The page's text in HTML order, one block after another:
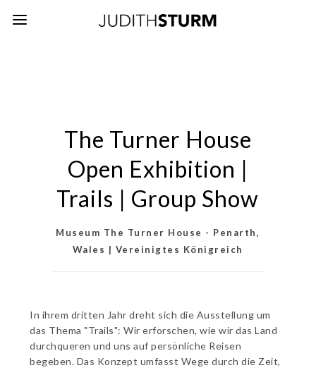
The Turner House
Open Exhibition |
Trails | Group Show
Museum The Turner House - Penarth,
Wales | Vereinigtes Königreich
In ihrem dritten Jahr dreht sich die Ausstellung um
das Thema "Trails": Wir erforschen, wie wir das Land
durchqueren und uns auf persönliche Reisen
begeben. Das Konzept umfasst Wege durch die Zeit,